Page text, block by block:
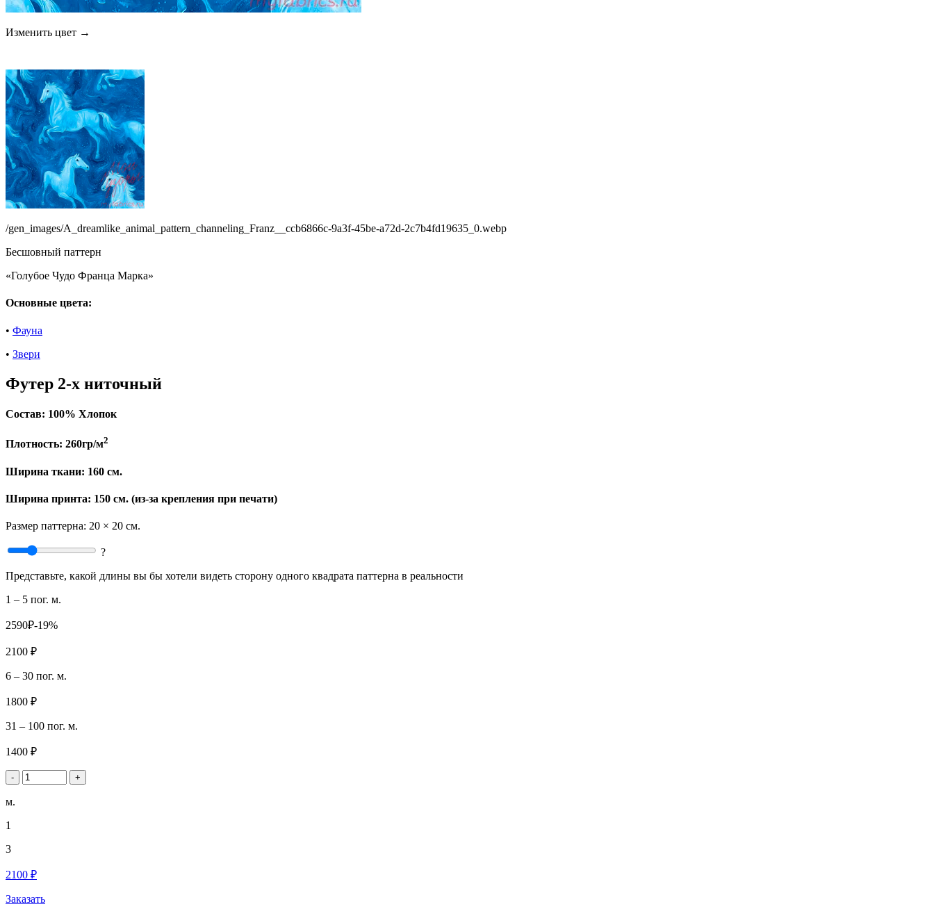
Изменить цвет →
/gen_images/A_dreamlike_animal_pattern_channeling_Franz__ccb6866c-9a3f-45be-a72d-2c7b4fd19635_0.webp
Бесшовный паттерн
«Голубое Чудо Франца Марка»
Основные цвета:
• Фауна
• Звери
Футер 2-х ниточный
Состав: 100% Хлопок
Плотность: 260гр/м2
Ширина ткани: 160 см.
Ширина принта: 150 см. (из-за крепления при печати)
Размер паттерна: 20 × 20 см.
?
Представьте, какой длины вы бы хотели видеть сторону одного квадрата паттерна в реальности
1 – 5 пог. м.
2590₽-19%
2100 ₽
6 – 30 пог. м.
1800 ₽
31 – 100 пог. м.
1400 ₽
- +
м.
1
3
2100 ₽
Заказать